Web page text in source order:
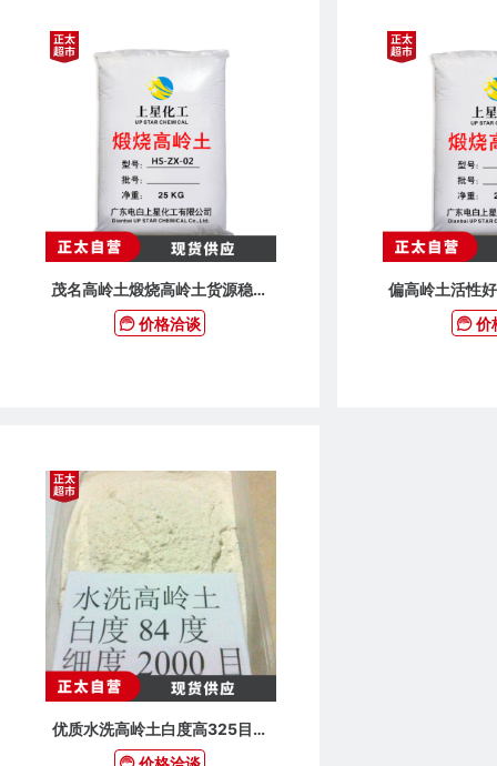
茂名高岭土煅烧高岭土货源稳定
价格实惠
价格洽谈
偏高岭土活性
价
优质水洗高岭土白度高325目茂
名高岭土【价格实惠哦 】